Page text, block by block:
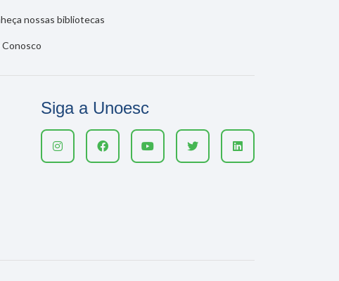
nossas bibliotecas
Conosco
Siga a Unoesc